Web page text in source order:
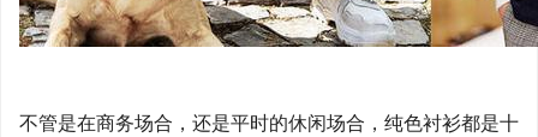
不管是在商务场合，还是平时的休闲场合，纯色衬衫都是十